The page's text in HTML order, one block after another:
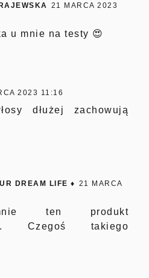
21 MARCA 2023
u mnie na testy 😍
2023 11:16
dłużej zachowują
DREAM LIFE ♦ 21 MARCA
ten produkt
Czegoś takiego